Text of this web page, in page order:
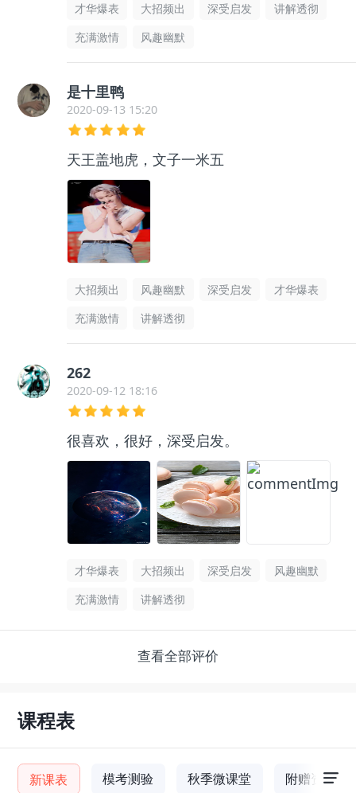
才华爆表 大招频出 深受启发
讲解透彻
充满激情
风趣幽默
是十里鸭
2020-09-13 15:20
天王盖地虎，文子一米五
大招频出 风趣幽默 深受启发
才华爆表
充满激情
讲解透彻
262
2020-09-12 18:16
很喜欢，很好，深受启发。
才华爆表 大招频出 深受启发
风趣幽默
充满激情
讲解透彻
查看全部评价
课程表
新课表 模考测验 秋季微课堂 附赠资料